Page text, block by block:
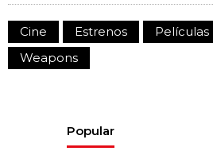
Cine Estrenos Películas
Weapons
Popular